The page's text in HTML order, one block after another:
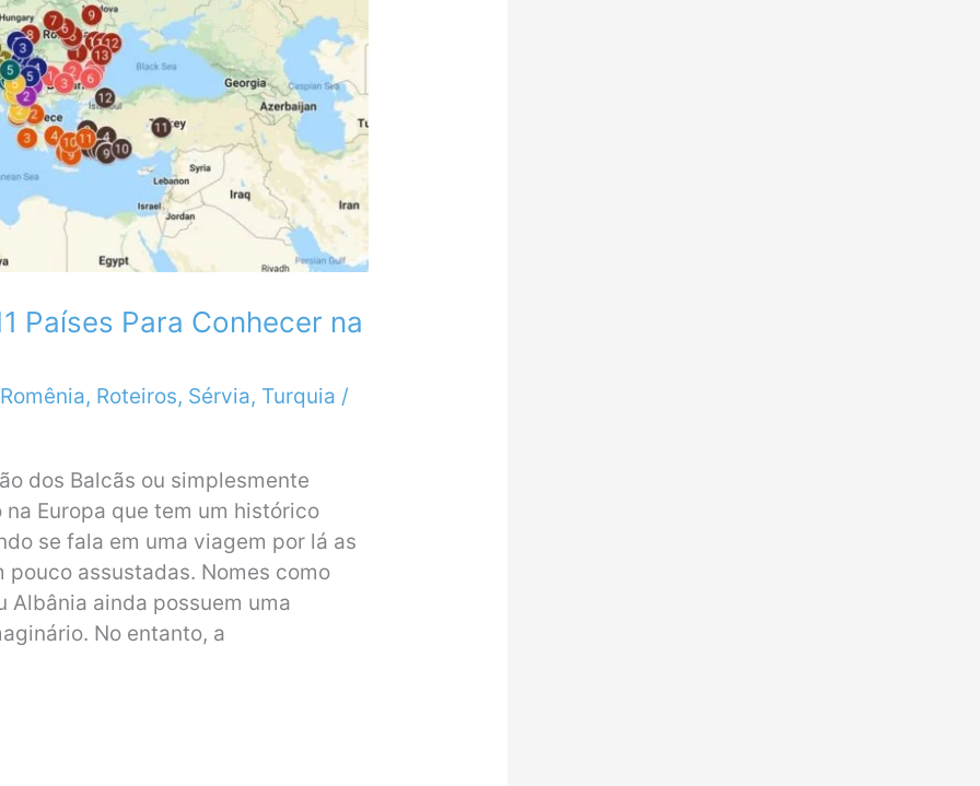
Países Para Conhecer na
Romênia, Roteiros, Sérvia, Turquia /
dos Balcãs ou simplesmente
Europa que tem um histórico
se fala em uma viagem por lá as
assustadas. Nomes como
Albânia ainda possuem uma
No entanto, a